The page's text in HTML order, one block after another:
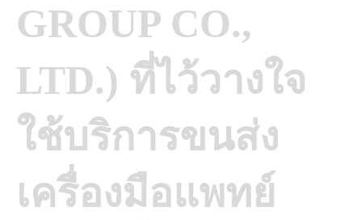
GROUP CO.,
LTD.) ที่ไว้วางใจ
ใช้บริการขนส่ง
เครื่องมือแพทย์